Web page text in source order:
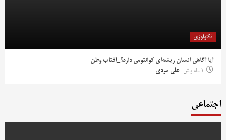
تکنولوژی
آیا آگاهی انسان ریشه‌ای کوانتومی دارد؟_آفتاب وطن
1 ماه پیش
علی مردی
اجتماعی